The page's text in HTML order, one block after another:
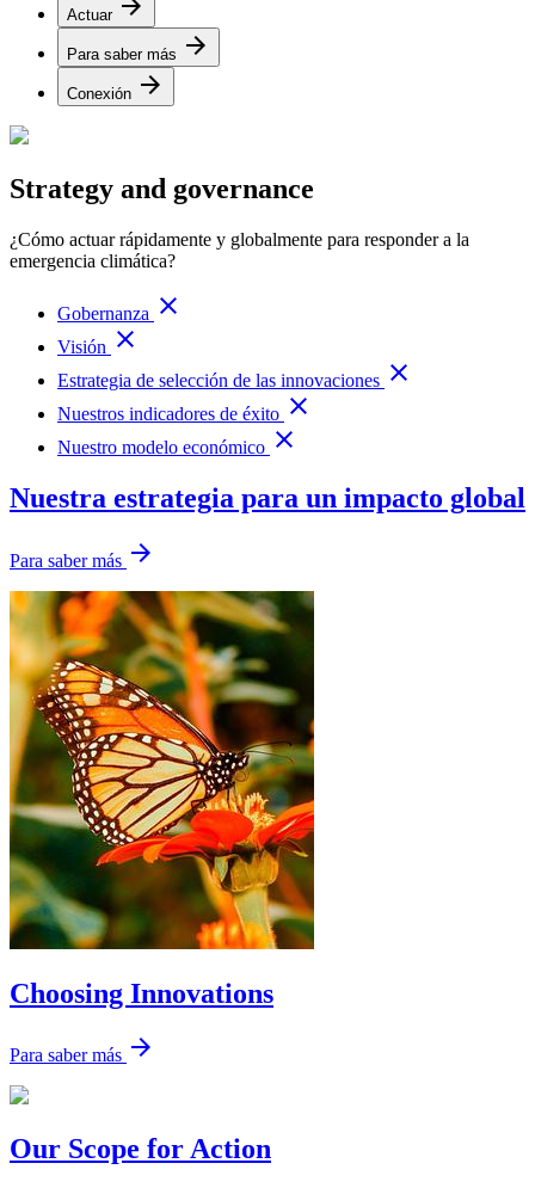
Actuar arrow_forward
Para saber más arrow_forward
Conexión arrow_forward
Strategy and governance
¿Cómo actuar rápidamente y globalmente para responder a la
emergencia climática?
Gobernanza close
Visión close
Estrategia de selección de las innovaciones close
Nuestros indicadores de éxito close
Nuestro modelo económico close
Nuestra estrategia para un impacto global
Para saber más arrow_forward
Choosing Innovations
Para saber más arrow_forward
Our Scope for Action